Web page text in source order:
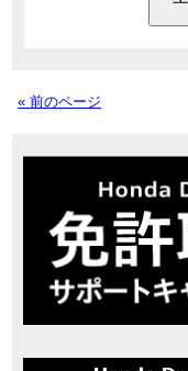
« 前のページ